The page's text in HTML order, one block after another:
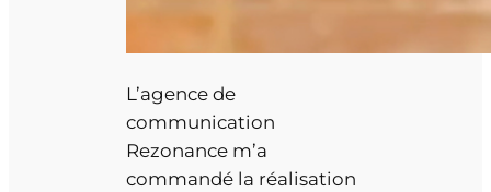
L’agence de
communication
Rezonance m’a
commandé la réalisation